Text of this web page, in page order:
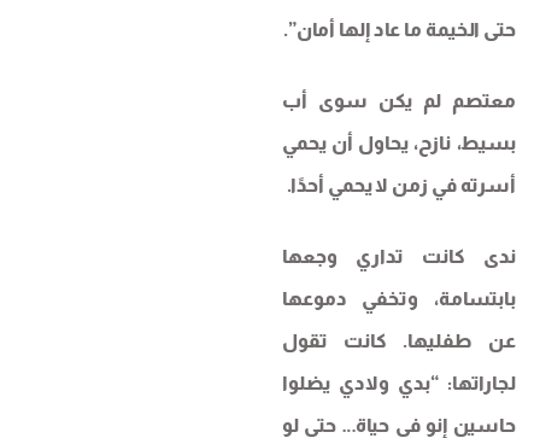
حتى الخيمة ما عاد إلها أمان”.
معتصم لم يكن سوى أب
بسيط، نازح، يحاول أن يحمي
أسرته في زمن لا يحمي أحدًا.
ندى كانت تداري وجعها
بابتسامة، وتخفي دموعها
عن طفليها. كانت تقول
لجاراتها: “بدي ولادي يضلوا
حاسين إنو في حياة… حتى لو